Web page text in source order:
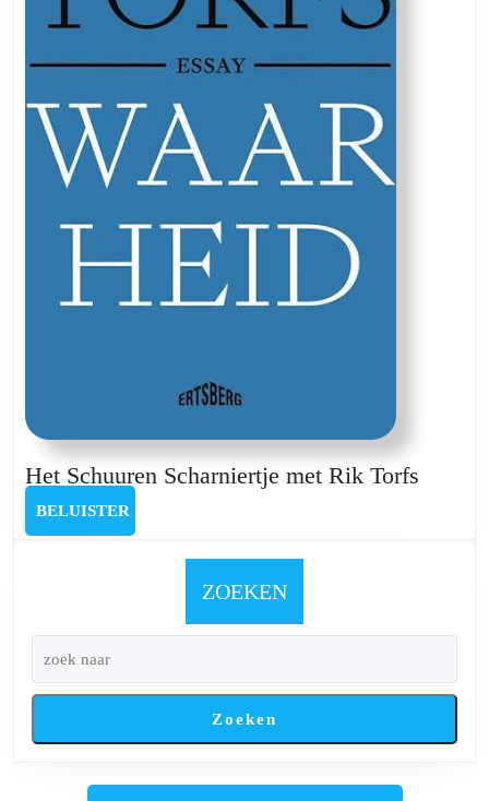
Het Schuuren Scharniertje met Rik Torfs
BELUISTER
ZOEKEN
Zoeken